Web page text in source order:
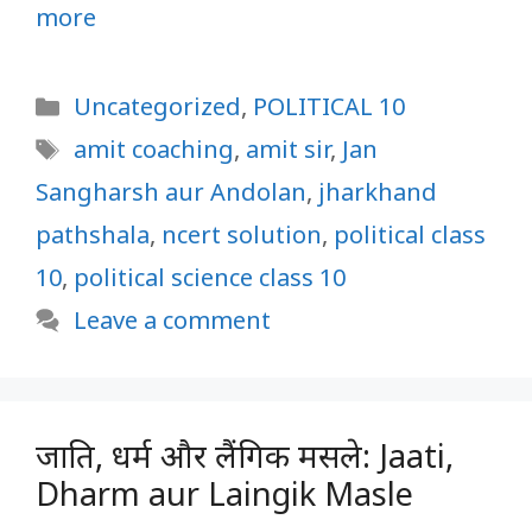
more
Categories
Uncategorized, POLITICAL 10
Tags
amit coaching, amit sir, Jan
Sangharsh aur Andolan, jharkhand
pathshala, ncert solution, political class
10, political science class 10
Leave a comment
जाति, धर्म और लैंगिक मसले: Jaati,
Dharm aur Laingik Masle